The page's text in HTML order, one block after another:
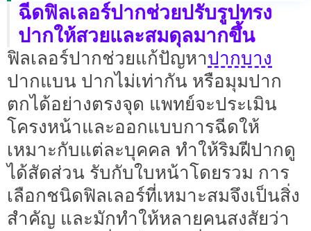
ฉีดฟิลเลอร์ปากช่วยปรับรูปทรง
ปากให้สวยและสมดุลมากขึ้น
ฟิลเลอร์ปากช่วยแก้ปัญหาปากบาง
ปากแบน ปากไม่เท่ากัน หรือมุมปาก
ตกได้อย่างตรงจุด แพทย์จะประเมิน
โครงหน้าและออกแบบการฉีดให้
เหมาะกับแต่ละบุคคล ทำให้ริมฝีปากดู
ได้สัดส่วน รับกับใบหน้าโดยรวม การ
เลือกชนิดฟิลเลอร์ที่เหมาะสมจึงเป็นสิ่ง
สำคัญ และมักทำให้หลายคนสงสัยว่า